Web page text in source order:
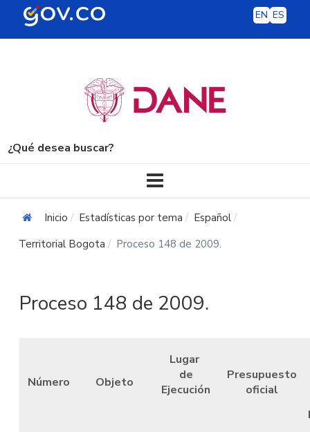
EN ES
¿Qué desea buscar?
Inicio Estadísticas por tema
Español
Territorial Bogota
Proceso 148 de 2009.
Proceso 148 de 2009.
Número Objeto
Lugar
de
Ejecución
Presupuesto
oficial